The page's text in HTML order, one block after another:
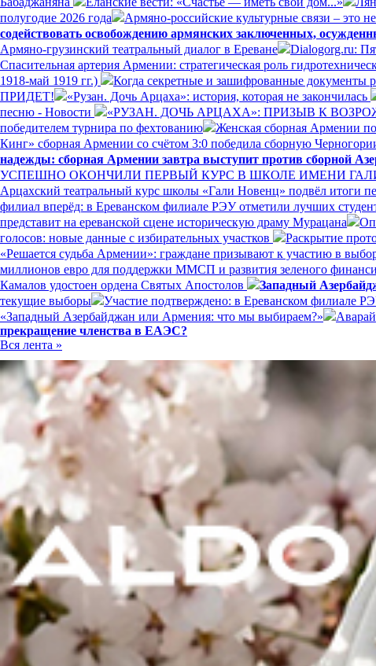
полугодие 2026 года
Армяно-российские культурные связи – это
содействовать освобождению армянских заключенных,
Армяно-грузинский театральный диалог в Ереване
Dialogorg.ru:
Спасительная артерия Армении: стратегическая роль
1918-май 1919 гг.)
Когда секретные и зашифрованные документы
ПРИДЕТ!
«Рузан. Дочь Арцаха»: история, которая не закончилась
песню - Новости
«РУЗАН. ДОЧЬ АРЦАХА»: ПРИЗЫВ К
победителем турнира по фехтованию
Женская сборная Армении по
Кинг» сборная Армении со счётом 3:0 победила сборную
надежды: сборная Армении завтра выступит против сборной
УСПЕШНО ОКОНЧИЛИ ПЕРВЫЙ КУРС В ШКОЛЕ ИМЕНИ
Арцахский театральный курс школы «Гали Новенц» подвёл итоги
филиал вперёд: в Ереванском филиале РЭУ отметили лучших
представит на ереванской сцене историческую драму Мурацана
голосов: новые данные с избирательных участков
Раскрытие
«Решается судьба Армении»: граждане призывают к участию в
миллионов евро для поддержки ММСП и развития зеленого
Камалов удостоен ордена Святых Апостолов
Западный
текущие выборы
Участие подтверждено: в Ереванском филиале
«Западный Азербайджан или Армения: что мы выбираем?»
прекращение членства в ЕАЭС?
Вся лента »